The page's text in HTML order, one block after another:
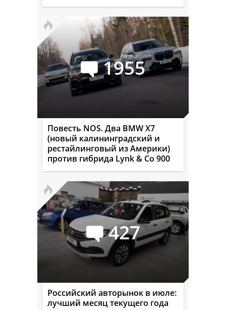
1955
Повесть NOS. Два BMW X7
(новый калининградский и
рестайлинговый из Америки)
против гибрида Lynk & Co 900
427
Российский авторынок в июле:
лучший месяц текущего года